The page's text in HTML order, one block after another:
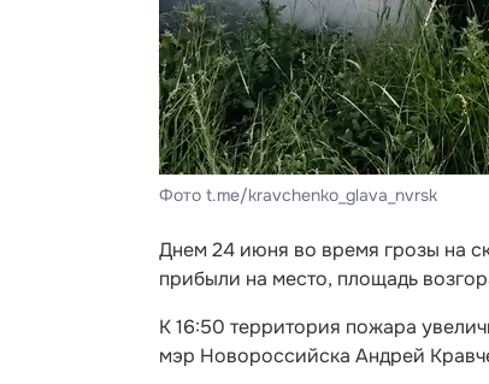
Фото t.me/kravchenko_glava_nvrsk
Днем 24 июня во время грозы на
прибыли на место, площадь
К 16:50 территория пожара
мэр Новороссийска Андрей